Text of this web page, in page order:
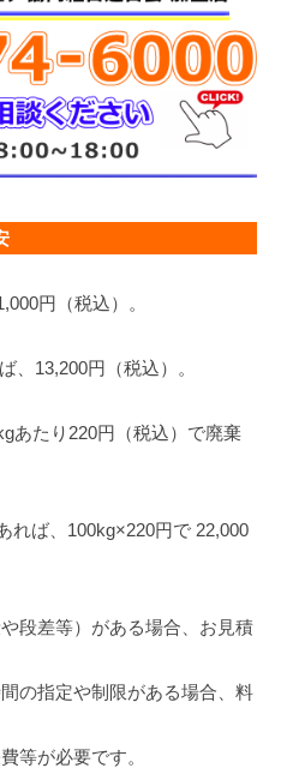
円（税込）。
、13,200円（税込）。
あたり220円（税込）で廃棄
れば、100kg×220円で 22,000
段差等）がある場合、お見積
の指定や制限がある場合、料
等が必要です。